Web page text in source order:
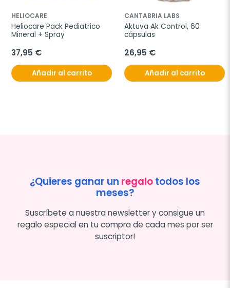
HELIOCARE
Heliocare Pack Pediatrico
Mineral + Spray
37,95 €
Añadir al carrito
CANTABRIA LABS
Aktuva Ak Control, 60
cápsulas
26,95 €
Añadir al carrito
¿Quieres ganar un regalotodos los
meses?
Suscríbete a nuestra newsletter y consigue un
regalo especial en tu compra de cada mes por ser
suscriptor!